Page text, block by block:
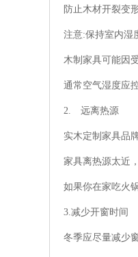
防止木材开裂变
注意:保持室内湿
木制家具可能因
通常空气湿度应
2. 远离热源
实木定制家具品
家具离热源太近
如果你在家吃火
3.减少开窗时间
冬季应尽量减少